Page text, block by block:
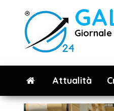
contenuto
Attualità